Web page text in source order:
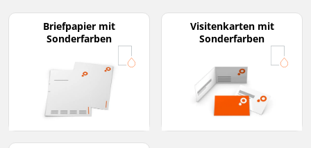
Briefpapier mit
Sonderfarben
Visitenkarten mit
Sonderfarben